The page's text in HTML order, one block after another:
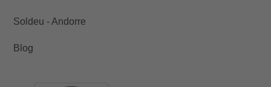
Soldeu - Andorre
Blog